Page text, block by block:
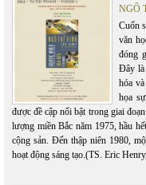
NGÔ
Cuốn
văn
đóng
Đây là
hóa
họa
được đề cập nổi bật trong giai
lượng miền Bắc năm 1975, hầu
cộng sản. Đến thập niên 1980,
hoạt động sáng tạo.(TS. Eric